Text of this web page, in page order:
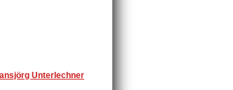
Unterlechner